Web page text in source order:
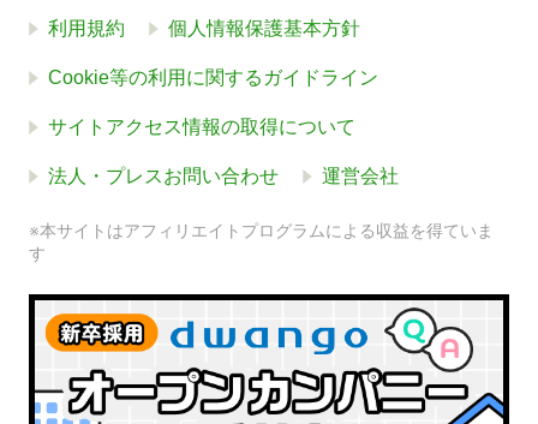
利用規約 個人情報保護基本方針
Cookie等の利用に関するガイドライン
サイトアクセス情報の取得について
法人・プレスお問い合わせ 運営会社
※本サイトはアフィリエイトプログラムによる収益を得ていま
す